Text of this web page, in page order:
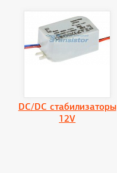
DC/DC стабилизаторы
12V